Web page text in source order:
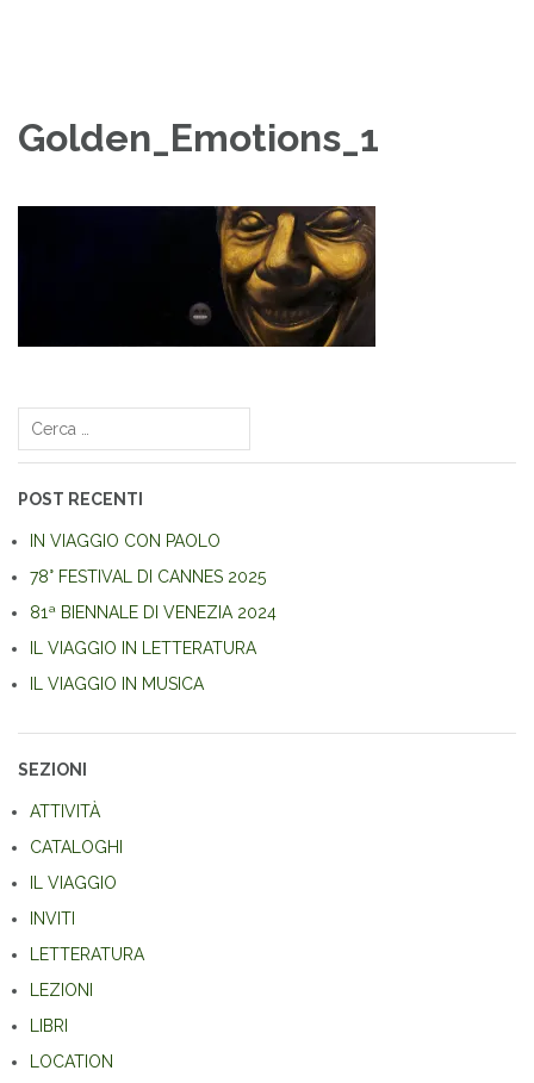
Golden_Emotions_1
articoli
Ricerca
POST RECENTI
IN VIAGGIO CON PAOLO
78° FESTIVAL DI CANNES 2025
81ª BIENNALE DI VENEZIA 2024
IL VIAGGIO IN LETTERATURA
IL VIAGGIO IN MUSICA
SEZIONI
ATTIVITÀ
CATALOGHI
IL VIAGGIO
INVITI
LETTERATURA
LEZIONI
LIBRI
LOCATION